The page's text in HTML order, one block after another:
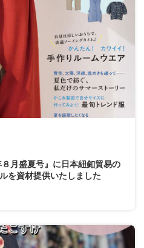
月盛夏号』に日本紐釦貿易の
を資材提供いたしました